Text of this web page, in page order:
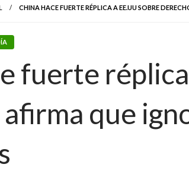
CHINA HACE FUERTE RÉPLICA A EE.UU SOBRE
fuerte
que